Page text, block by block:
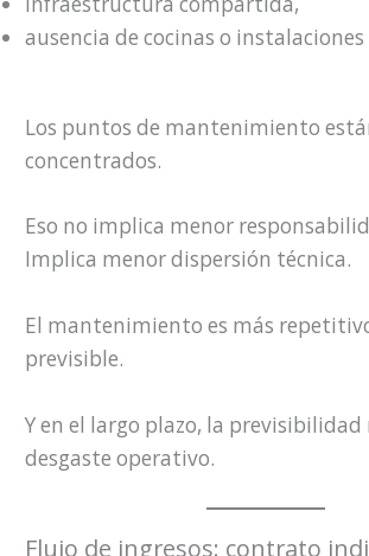
ausencia de cocinas o
Los puntos de mantenimiento
concentrados.
Eso no implica menor
Implica menor dispersión técnica.
El mantenimiento es más
previsible.
Y en el largo plazo, la previsibilidad
desgaste operativo.
Flujo de ingresos: contrato